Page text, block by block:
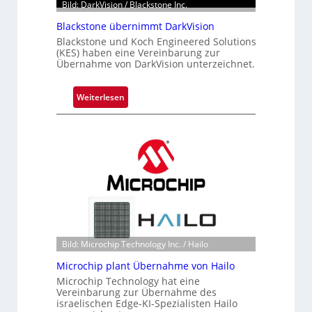
t
i
l
i
t
s
n
S
e
r
e
a
c
t
s
Bild: DarkVision / Blackstone Inc.
Blackstone übernimmt DarkVision
Blackstone und Koch Engineered Solutions
(KES) haben eine Vereinbarung zur
Übernahme von DarkVision unterzeichnet.
Weiterlesen:
B
s
o
n
e
b
e
r
Bild: Microchip Technology Inc. / Hailo
Microchip plant Übernahme von Hailo
Microchip Technology hat eine
Vereinbarung zur Übernahme des
israelischen Edge-KI-Spezialisten Hailo